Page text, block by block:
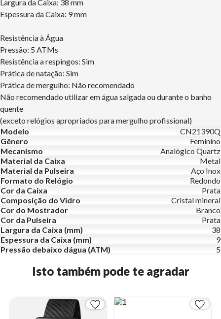
Largura da Caixa: 38 mm
Espessura da Caixa: 9 mm
Resistência à Água
Pressão: 5 ATMs
Resistência a respingos: Sim
Prática de natação: Sim
Prática de mergulho: Não recomendado
Não recomendado utilizar em água salgada ou durante o banho
quente
(exceto relógios apropriados para mergulho profissional)
Modelo
CN21390Q
Gênero
Feminino
Mecanismo
Analógico Quartz
Material da Caixa
Metal
Material da Pulseira
Aço Inox
Formato do Relógio
Redondo
Cor da Caixa
Prata
Composição do Vidro
Cristal mineral
Cor do Mostrador
Branco
Cor da Pulseira
Prata
Largura da Caixa (mm)
38
Espessura da Caixa (mm)
9
Pressão debaixo dágua (ATM)
5
Isto também pode te agradar